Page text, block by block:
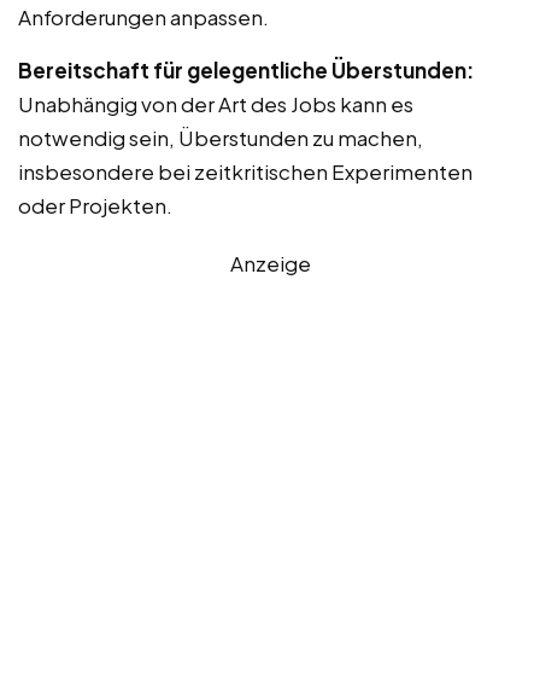
Anforderungen anpassen.
Bereitschaft für gelegentliche Überstunden:
Unabhängig von der Art des Jobs kann es
notwendig sein, Überstunden zu machen,
insbesondere bei zeitkritischen Experimenten
oder Projekten.
Anzeige